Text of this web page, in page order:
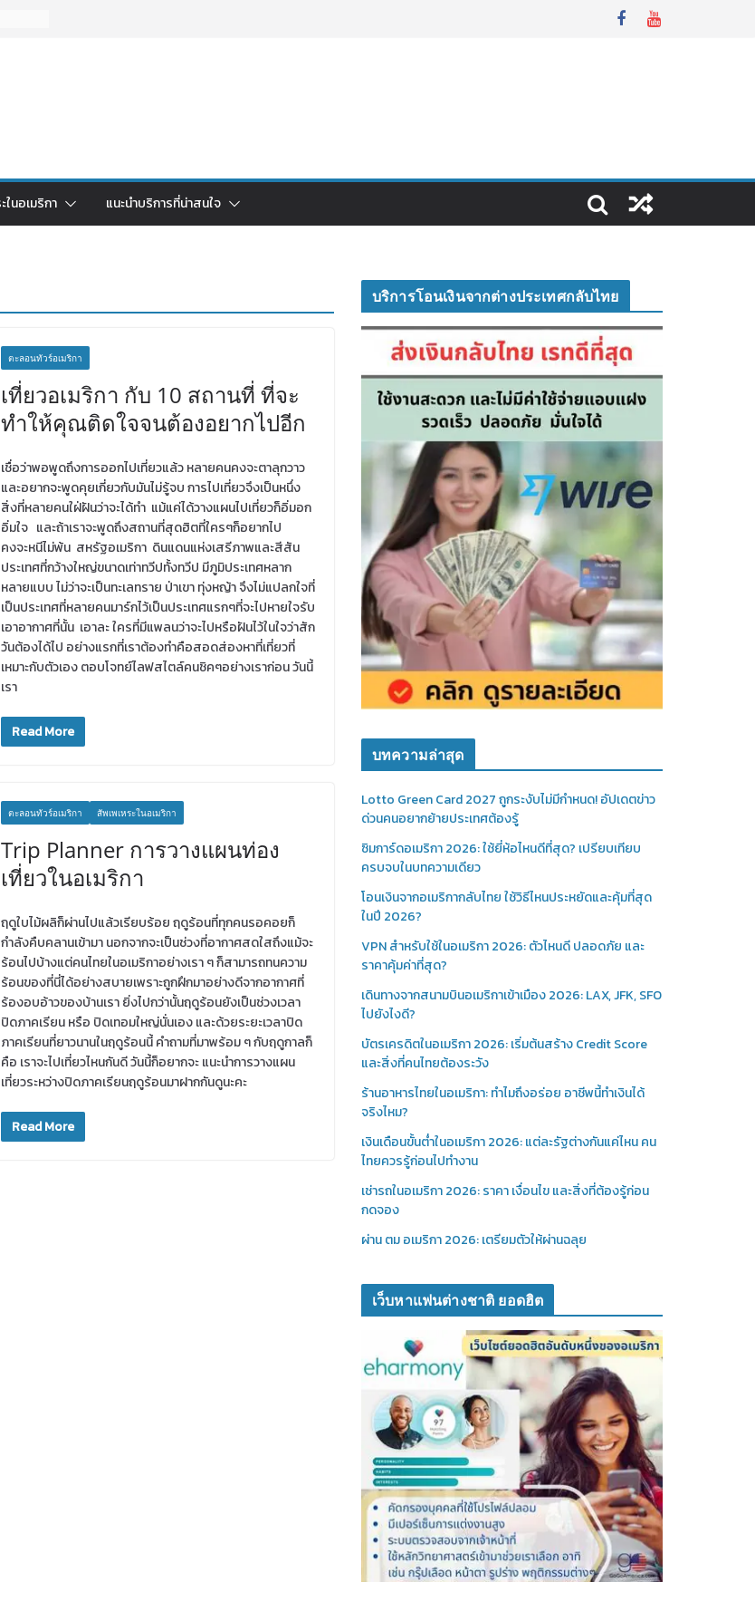
ในอเมริกา แนะนำบริการที่น่าสนใจ
ตะลอนทัวร์อเมริกา
เที่ยวอเมริกา กับ 10 สถานที่ ที่จะ
ทำให้คุณติดใจจนต้องอยากไปอีก
เชื่อว่าพอพูดถึงการออกไปเที่ยวแล้ว หลายคนคงจะตาลุกวาว
และอยากจะพูดคุยเกี่ยวกับมันไม่รู้จบ การไปเที่ยวจึงเป็นหนึ่ง
สิ่งที่หลายคนใฝ่ฝันว่าจะได้ทำ แม้แค่ได้วางแผนไปเที่ยวก็อิ่มอก
อิ่มใจ และถ้าเราจะพูดถึงสถานที่สุดฮิตที่ใครๆก็อยากไป
คงจะหนีไม่พ้น สหรัฐอเมริกา ดินแดนแห่งเสรีภาพและสีสัน
ประเทศที่กว้างใหญ่ขนาดเท่าทวีปทั้งทวีป มีภูมิประเทศหลาก
หลายแบบ ไม่ว่าจะเป็นทะเลทราย ป่าเขา ทุ่งหญ้า จึงไม่แปลกใจที่
เป็นประเทศที่หลายคนมาร์กไว้เป็นประเทศแรกๆที่จะไปหายใจรับ
เอาอากาศที่นั้น เอาละ ใครที่มีแพลนว่าจะไปหรือฝันไว้ในใจว่าสัก
วันต้องได้ไป อย่างแรกที่เราต้องทำคือสอดส่องหาที่เที่ยวที่
เหมาะกับตัวเอง ตอบโจทย์ไลฟสไตล์คนชิคๆอย่างเราก่อน วันนี้
เรา
Read More
ตะลอนทัวร์อเมริกา สัพเพเหระในอเมริกา
Trip Planner การวางแผนท่อง
เที่ยวในอเมริกา
ฤดูใบไม้ผลิก็ผ่านไปแล้วเรียบร้อย ฤดูร้อนที่ทุกคนรอคอยก็
กำลังคืบคลานเข้ามา นอกจากจะเป็นช่วงที่อากาศสดใสถึงแม้จะ
ร้อนไปบ้างแต่คนไทยในอเมริกาอย่างเรา ๆ ก็สามารถทนความ
ร้อนของที่นี่ได้อย่างสบายเพราะถูกฝึกมาอย่างดีจากอากาศที่
ร้องอบอ้าวของบ้านเรา ยิ่งไปกว่านั้นฤดูร้อนยังเป็นช่วงเวลา
ปิดภาคเรียน หรือ ปิดเทอมใหญ่นั่นเอง และด้วยระยะเวลาปิด
ภาคเรียนที่ยาวนานในฤดูร้อนนี้ คำถามที่มาพร้อม ๆ กับฤดูกาลก็
คือ เราจะไปเที่ยวไหนกันดี วันนี้ก็อยากจะ แนะนำการวางแผน
เที่ยวระหว่างปิดภาคเรียนฤดูร้อนมาฝากกันดูนะคะ
Read More
บริการโอนเงินจากต่างประเทศกลับไทย
บทความล่าสุด
Lotto Green Card 2027 ถูกระงับไม่มีกำหนด! อัปเดตข่าว
ด่วนคนอยากย้ายประเทศต้องรู้
ซิมการ์ดอเมริกา 2026: ใช้ยี่ห้อไหนดีที่สุด? เปรียบเทียบ
ครบจบในบทความเดียว
โอนเงินจากอเมริกากลับไทย ใช้วิธีไหนประหยัดและคุ้มที่สุด
ในปี 2026?
VPN สำหรับใช้ในอเมริกา 2026: ตัวไหนดี ปลอดภัย และ
ราคาคุ้มค่าที่สุด?
เดินทางจากสนามบินอเมริกาเข้าเมือง 2026: LAX, JFK, SFO
ไปยังไงดี?
บัตรเครดิตในอเมริกา 2026: เริ่มต้นสร้าง Credit Score
และสิ่งที่คนไทยต้องระวัง
ร้านอาหารไทยในอเมริกา: ทำไมถึงอร่อย อาชีพนี้ทำเงินได้
จริงไหม?
เงินเดือนขั้นต่ำในอเมริกา 2026: แต่ละรัฐต่างกันแค่ไหน คน
ไทยควรรู้ก่อนไปทำงาน
เช่ารถในอเมริกา 2026: ราคา เงื่อนไข และสิ่งที่ต้องรู้ก่อน
กดจอง
ผ่าน ตม อเมริกา 2026: เตรียมตัวให้ผ่านฉลุย
เว็บหาแฟนต่างชาติ ยอดฮิต